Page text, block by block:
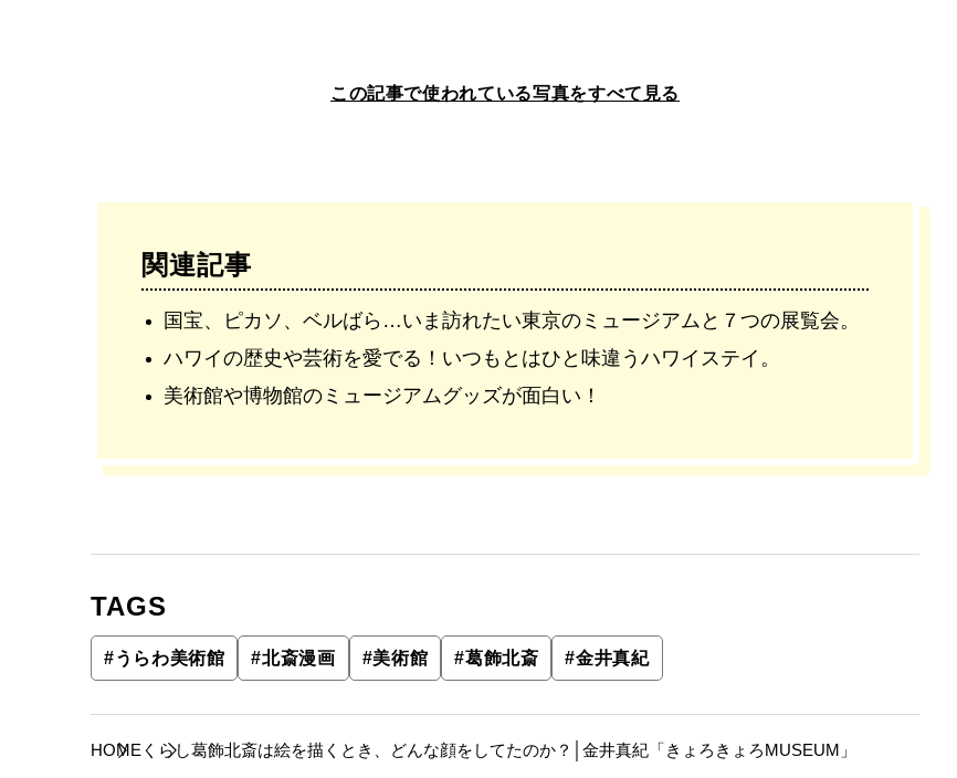
この記事で使われている写真をすべて見る
関連記事
国宝、ピカソ、ベルばら…いま訪れたい東京のミュージアムと７つの展覧会。
ハワイの歴史や芸術を愛でる！いつもとはひと味違うハワイステイ。
美術館や博物館のミュージアムグッズが面白い！
TAGS
#うらわ美術館 #北斎漫画 #美術館 #葛飾北斎 #金井真紀
HOME くらし葛飾北斎は絵を描くとき、どんな顔をしてたのか？│金井真紀「きょろきょろMUSEUM」